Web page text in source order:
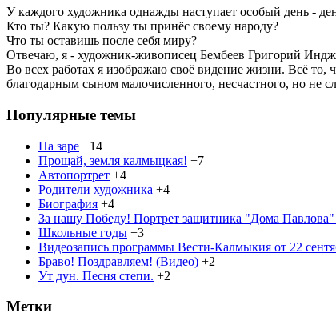
У каждого художника однажды наступает особый день -
Кто ты? Какую пользу ты принёс своему народу?
Что ты оставишь после себя миру?
Отвечаю, я - художник-живописец Бембеев Григорий
Во всех работах я изображаю своё видение жизни. Всё то,
благодарным сыном малочисленного, несчастного, но не
Популярные темы
На заре +14
Прощай, земля калмыцкая! +7
Автопортрет +4
Родители художника +4
Биография +4
За нашу Победу! Портрет защитника "Дома Павлова"
Школьные годы +3
Видеозапись программы Вести-Калмыкия от 22
Браво! Поздравляем! (Видео) +2
Ут дун. Песня степи. +2
Метки